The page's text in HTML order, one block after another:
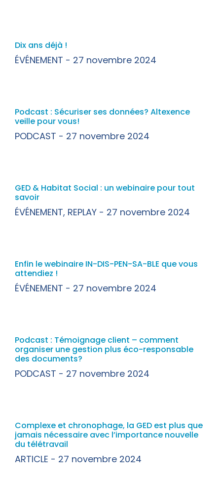
Dix ans déjà !
ÉVÉNEMENT 27 novembre 2024
Podcast : Sécuriser ses données? Altexence
veille pour vous!
PODCAST 27 novembre 2024
GED & Habitat Social : un webinaire pour tout
savoir
ÉVÉNEMENT, REPLAY 27 novembre 2024
Enfin le webinaire IN-DIS-PEN-SA-BLE que vous
attendiez !
ÉVÉNEMENT 27 novembre 2024
Podcast : Témoignage client – comment
organiser une gestion plus éco-responsable
des documents?
PODCAST 27 novembre 2024
Complexe et chronophage, la GED est plus que
jamais nécessaire avec l’importance nouvelle
du télétravail
ARTICLE 27 novembre 2024